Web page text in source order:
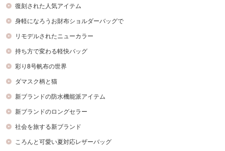
復刻された人気アイテム
身軽になろうお財布ショルダーバッグで
リモデルされたニューカラー
持ち方で変わる軽快バッグ
彩り8号帆布の世界
ダマスク柄と猫
新ブランドの防水機能派アイテム
新ブランドのロングセラー
社会を旅する新ブランド
ころんと可愛い夏対応レザーバッグ